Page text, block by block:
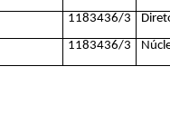
1183436/3
1183436/3